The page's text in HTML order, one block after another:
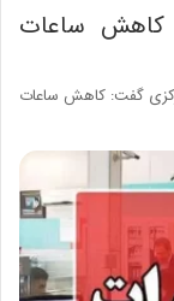
کاهش ساعات
گفت: کاهش ساعات